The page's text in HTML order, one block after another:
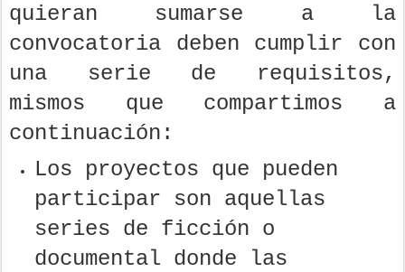
quieran sumarse a la
convocatoria deben cumplir con
una serie de requisitos,
mismos que compartimos a
continuación:
Los proyectos que pueden
participar son aquellas
series de ficción o
documental donde las